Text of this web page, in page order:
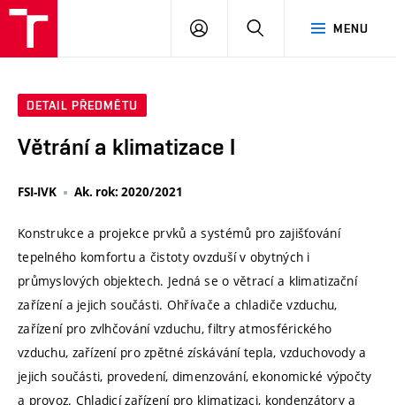
MENU
PŘIHLÁSIT
DETAIL PŘEDMĚTU
Větrání a klimatizace I
FSI-IVK Ak. rok: 2020/2021
Konstrukce a projekce prvků a systémů pro zajišťování
tepelného komfortu a čistoty ovzduší v obytných i
průmyslových objektech. Jedná se o větrací a klimatizační
zařízení a jejich součásti. Ohřívače a chladiče vzduchu,
zařízení pro zvlhčování vzduchu, filtry atmosférického
vzduchu, zařízení pro zpětné získávání tepla, vzduchovody a
jejich součásti, provedení, dimenzování, ekonomické výpočty
a provoz. Chladicí zařízení pro klimatizaci, kondenzátory a